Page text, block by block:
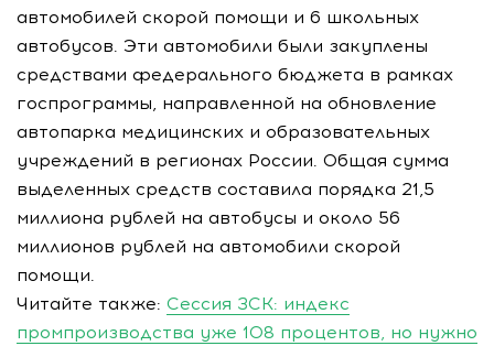
автомобилей скорой помощи и 6 школьных
автобусов. Эти автомобили были закуплены
средствами федерального бюджета в рамках
госпрограммы, направленной на обновление
автопарка медицинских и образовательных
учреждений в регионах России. Общая сумма
выделенных средств составила порядка 21,5
миллиона рублей на автобусы и около 56
миллионов рублей на автомобили скорой
помощи.
Читайте также: Сессия ЗСК: индекс
промпроизводства уже 108 процентов, но нужно